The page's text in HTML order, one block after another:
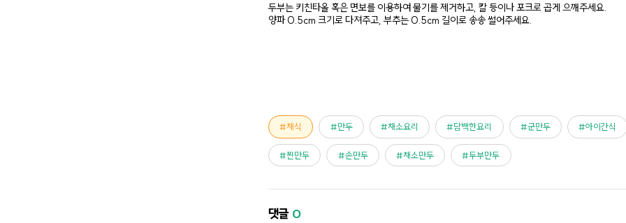
두부는 키친타올 혹은 면보를 이용하여 물기를 제거하고, 칼 등이나 포크로 곱게 으깨주세요.
양파 0.5cm 크기로 다져주고, 부추는 0.5cm 길이로 송송 썰어주세요.
채식 만두 채소요리 담백한요리 군만두 아이간식
찐만두 손만두 채소만두 두부만두
댓글 0